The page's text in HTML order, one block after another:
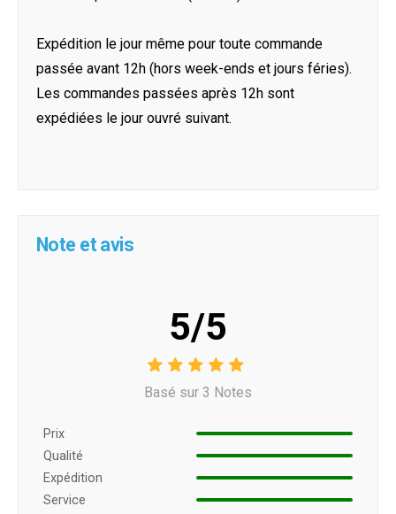
Expédition le jour même pour toute commande
passée avant 12h (hors week-ends et jours féries).
Les commandes passées après 12h sont
expédiées le jour ouvré suivant.
Note et avis
5/5
Basé sur 3 Notes
Prix ​​
Qualité
Expédition
Service